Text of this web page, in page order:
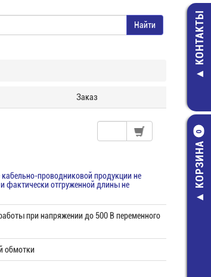
КОНТАКТЫ
КОРЗИНА
0
Заказ
проводниковой продукции не
фактически отгруженной длины не
при напряжении до 500 В переменного
обмотки